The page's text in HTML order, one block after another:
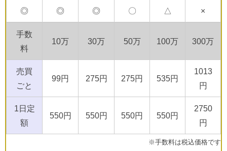
◎ ◎ ◎ 〇 △ ×
手数
料
10万 30万 50万 100万 300万
売買
ごと
99円 275円 275円 535円
1013
円
1日定
額
550円 550円 550円 550円
2750
円
※手数料は税込価格です